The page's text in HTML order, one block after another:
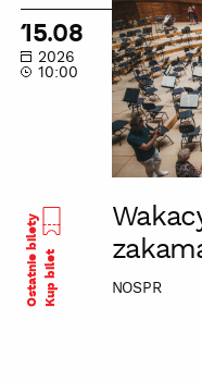
zakamarków
NOSPR
15.08
2026
10:00
NOSPR
Ostatnie biletyKup bilet